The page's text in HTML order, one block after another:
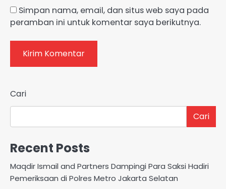
Simpan nama, email, dan situs web saya pada
peramban ini untuk komentar saya berikutnya.
Cari
Cari
Recent Posts
Maqdir Ismail and Partners Dampingi Para Saksi Hadiri
Pemeriksaan di Polres Metro Jakarta Selatan